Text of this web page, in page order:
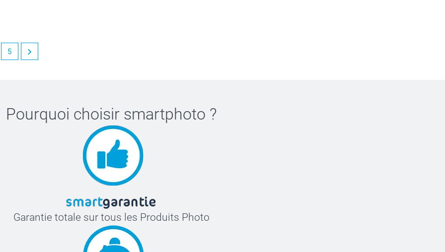
5
Pourquoi choisir smartphoto ?
Garantie totale sur tous les Produits Photo